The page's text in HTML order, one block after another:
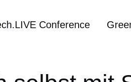
Conference